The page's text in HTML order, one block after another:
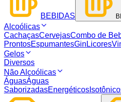
BEBIDAS
Alcoólicas
CachaçasCervejasCombo de
ProntosEspumantesGin Licores
Gelos
Diversos
Não Alcoólicas
ÁguasÁguas
SaborizadasEnergéticos